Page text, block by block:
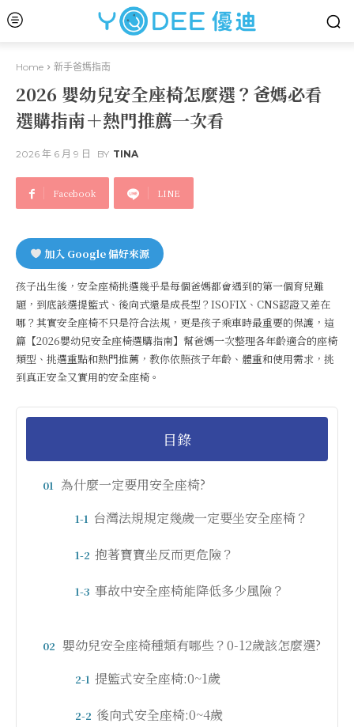
Home 新手爸媽指南
2026 嬰幼兒安全座椅怎麼選？爸媽必看
選購指南＋熱門推薦一次看
2026 年 6 月 9 日 BY TINA
Facebook LINE
加入 Google 偏好來源
孩子出生後，安全座椅挑選幾乎是每個爸媽都會遇到的第一個育兒難
題，到底該選提籃式、後向式還是成長型？ISOFIX、CNS認證又差在
哪？其實安全座椅不只是符合法規，更是孩子乘車時最重要的保護，這
篇【2026嬰幼兒安全座椅選購指南】幫爸媽一次整理各年齡適合的座椅
類型、挑選重點和熱門推薦，教你依照孩子年齡、體重和使用需求，挑
到真正安全又實用的安全座椅。
目錄
01 為什麼一定要用安全座椅?
1-1 台灣法規規定幾歲一定要坐安全座椅？
1-2 抱著寶寶坐反而更危險？
1-3 事故中安全座椅能降低多少風險？
02 嬰幼兒安全座椅種類有哪些？0-12歲該怎麼選?
2-1 提籃式安全座椅:0~1歲
2-2 後向式安全座椅:0~4歲